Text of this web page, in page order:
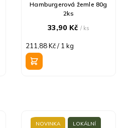
Hamburgerová žemle 80g
2ks
33,90 Kč/ ks
Měrná
cena:
211,88 Kč / 1 kg
NOVINKA LOKÁLNÍ